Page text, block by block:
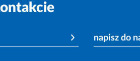
napisz do